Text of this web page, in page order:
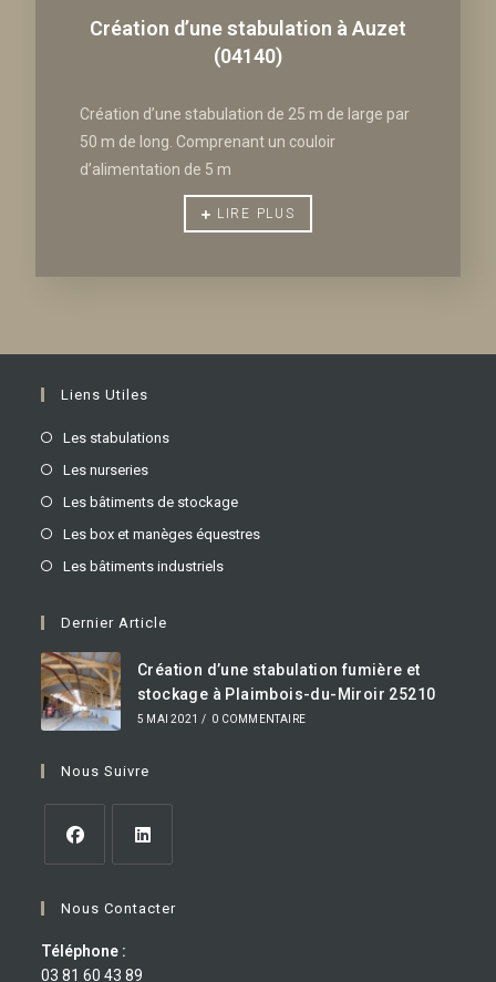
Création d’une stabulation à Auzet
(04140)
Création d’une stabulation de 25 m de large par
50 m de long. Comprenant un couloir
d’alimentation de 5 m
LIRE PLUS
Liens Utiles
Les stabulations
Les nurseries
Les bâtiments de stockage
Les box et manèges équestres
Les bâtiments industriels
Dernier Article
Création d’une stabulation fumière et
stockage à Plaimbois-du-Miroir 25210
5 MAI 2021 / 0 COMMENTAIRE
Nous Suivre
Nous Contacter
Téléphone :
03 81 60 43 89